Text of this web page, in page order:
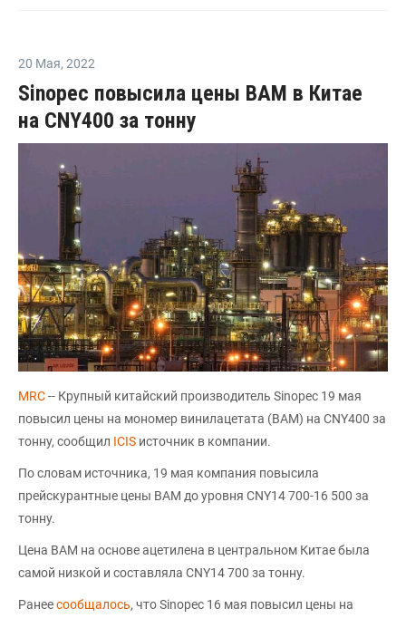
20 Мая, 2022
Sinopec повысила цены ВАМ в Китае
на CNY400 за тонну
MRC-- Крупный китайский производитель Sinopec 19 мая
повысил цены на мономер винилацетата (ВAM) на CNY400 за
тонну, сообщил ICIS источник в компании.
По словам источника, 19 мая компания повысила
прейскурантные цены ВAM до уровня CNY14 700-16 500 за
тонну.
Цена ВAM на основе ацетилена в центральном Китае была
самой низкой и составляла CNY14 700 за тонну.
Ранеесообщалось, что Sinopec 16 мая повысил цены на